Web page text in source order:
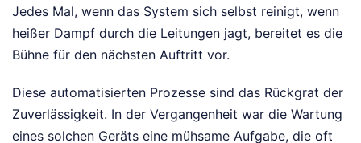
Jedes Mal, wenn das System sich selbst reinigt, wenn
heißer Dampf durch die Leitungen jagt, bereitet es die
Bühne für den nächsten Auftritt vor.
Diese automatisierten Prozesse sind das Rückgrat der
Zuverlässigkeit. In der Vergangenheit war die Wartung
eines solchen Geräts eine mühsame Aufgabe, die oft